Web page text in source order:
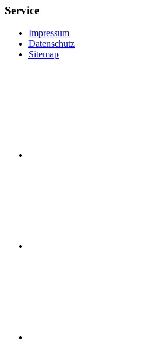
Service
Impressum
Datenschutz
Sitemap